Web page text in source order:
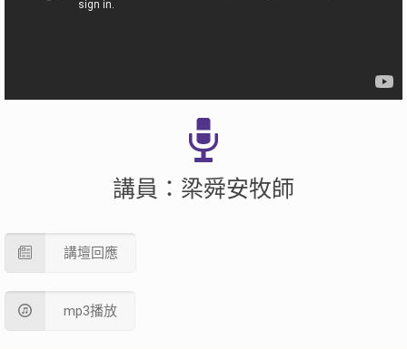
講員：梁舜安牧師
講壇回應
mp3播放